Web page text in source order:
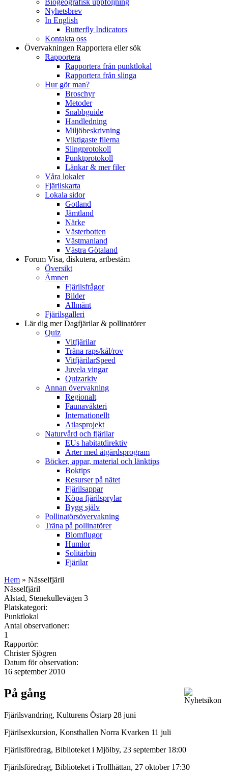
Nyhetsbrev
In English
Butterfly Indicators
Kontakta oss
Övervakningen Rapportera eller sök
Rapportera
Rapportera från punktlokal
Rapportera från slinga
Hur gör man?
Broschyr
Metoder
Snabbguide
Handledning
Miljöbeskrivning
Viktigaste filerna
Slingprotokoll
Punktprotokoll
Länkar & mer filer
Våra lokaler
Fjärilskarta
Lokala sidor
Gotland
Jämtland
Närke
Västerbotten
Västmanland
Västra Götaland
Forum Visa, diskutera, artbestäm
Översikt
Ämnen
Fjärilsfrågor
Bilder
Allmänt
Fjärilsgalleri
Lär dig merDagfjärilar & pollinatörer
Quiz
Vitfjärilar
Träna raps/kål/rov
VitfjärilarSpeed
Juvela vingar
Quizarkiv
Annan övervakning
Regionalt
Faunaväkteri
Internationellt
Atlasprojekt
Naturvård och fjärilar
EUs habitatdirektiv
Arter med åtgärdsprogram
Böcker, appar, material och länktips
Boktips
Resurser på nätet
Fjärilsappar
Köpa fjärilsprylar
Bygg själv
Pollinatörsövervakning
Träna på pollinatörer
Blomflugor
Humlor
Solitärbin
Fjärilar
Hem » Nässelfjäril
Nässelfjäril
Alstad, Stenekullevägen 3
Platskategori:
Punktlokal
Antal observationer:
1
Rapportör:
Christer Sjögren
Datum för observation:
16 september 2010
På gång
Fjärilsvandring, Kulturens Östarp 28 juni
Fjärilsexkursion, Konsthallen Norra Kvarken 11 juli
Fjärilsföredrag, Biblioteket i Mjölby, 23 september 18:00
Fjärilsföredrag, Biblioteket i Trollhättan, 27 oktober 17:30